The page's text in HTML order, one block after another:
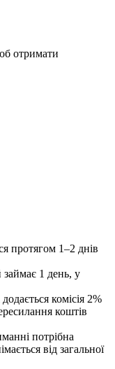
отримати
протягом 1–2 днів
займає 1 день, у
комісія 2%
коштів
потрібна
від загальної